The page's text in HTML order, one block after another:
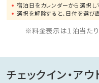
宿泊日をカレンダーから選択し
選択を解除すると、日付を選び
※料金表示は１泊当たり
チェックイン・アウ